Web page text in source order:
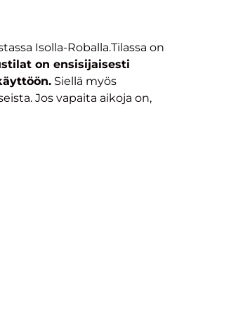
Isolla-Roballa.Tilassa on
on ensisijaisesti
Siellä myös
Jos vapaita aikoja on,